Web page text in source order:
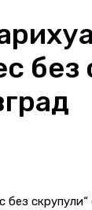
без
скрупули“